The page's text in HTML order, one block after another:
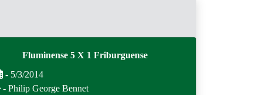
Fluminense 5 X 1 Friburguense
- 5/3/2014
- Philip George Bennet